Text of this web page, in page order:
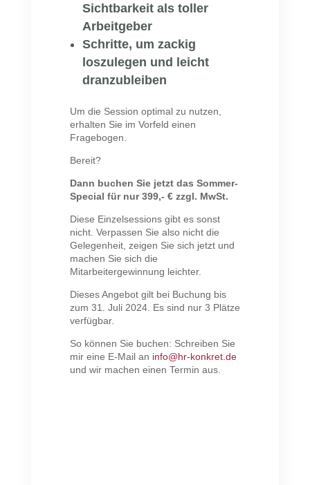
Sichtbarkeit als toller
Arbeitgeber
Schritte, um zackig
loszulegen und leicht
dranzubleiben
Um die Session optimal zu nutzen,
erhalten Sie im Vorfeld einen
Fragebogen.
Bereit?
Dann buchen Sie jetzt das Sommer-
Special für nur 399,- € zzgl. MwSt.
Diese Einzelsessions gibt es sonst
nicht. Verpassen Sie also nicht die
Gelegenheit, zeigen Sie sich jetzt und
machen Sie sich die
Mitarbeitergewinnung leichter.
Dieses Angebot gilt bei Buchung bis
zum 31. Juli 2024. Es sind nur 3 Plätze
verfügbar.
So können Sie buchen: Schreiben Sie
mir eine E-Mail an info@hr-konkret.de
und wir machen einen Termin aus.